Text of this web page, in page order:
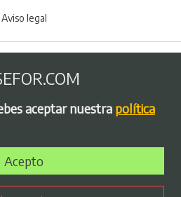
Aviso legal
de privacidad
de empleo
aceptar nuestra política
Acepto